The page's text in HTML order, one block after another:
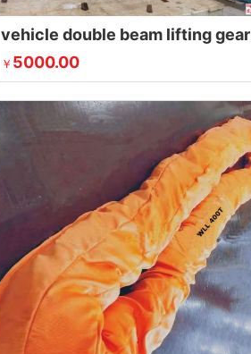
vehicle double beam lifting gear
￥ 5000.00